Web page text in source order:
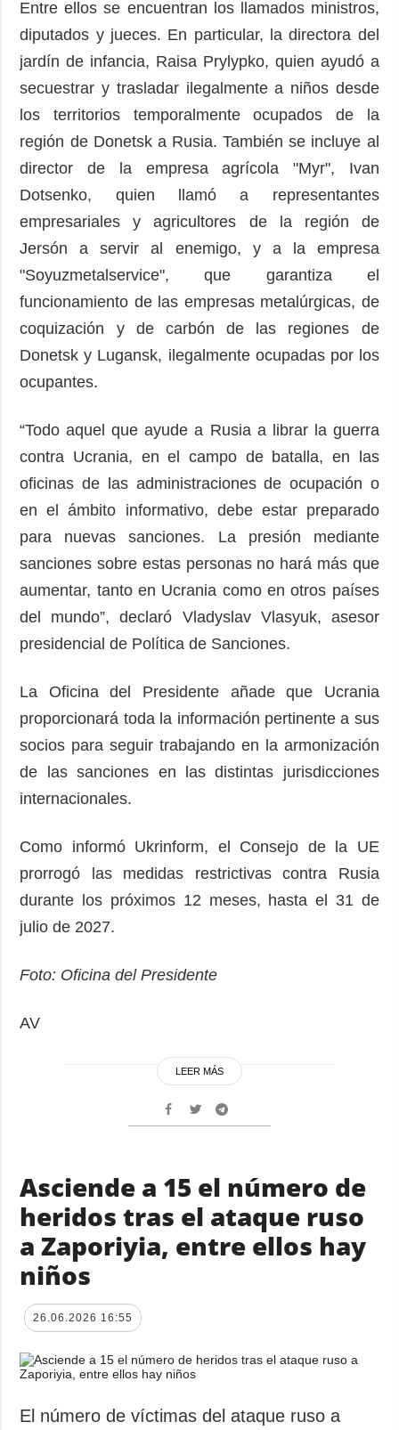
Entre ellos se encuentran los llamados ministros,
diputados y jueces. En particular, la directora del
jardín de infancia, Raisa Prylypko, quien ayudó a
secuestrar y trasladar ilegalmente a niños desde
los territorios temporalmente ocupados de la
región de Donetsk a Rusia. También se incluye al
director de la empresa agrícola "Myr", Ivan
Dotsenko, quien llamó a representantes
empresariales y agricultores de la región de
Jersón a servir al enemigo, y a la empresa
"Soyuzmetalservice", que garantiza el
funcionamiento de las empresas metalúrgicas, de
coquización y de carbón de las regiones de
Donetsk y Lugansk, ilegalmente ocupadas por los
ocupantes.
“Todo aquel que ayude a Rusia a librar la guerra
contra Ucrania, en el campo de batalla, en las
oficinas de las administraciones de ocupación o
en el ámbito informativo, debe estar preparado
para nuevas sanciones. La presión mediante
sanciones sobre estas personas no hará más que
aumentar, tanto en Ucrania como en otros países
del mundo”, declaró Vladyslav Vlasyuk, asesor
presidencial de Política de Sanciones.
La Oficina del Presidente añade que Ucrania
proporcionará toda la información pertinente a sus
socios para seguir trabajando en la armonización
de las sanciones en las distintas jurisdicciones
internacionales.
Como informó Ukrinform, el Consejo de la UE
prorrogó las medidas restrictivas contra Rusia
durante los próximos 12 meses, hasta el 31 de
julio de 2027.
Foto: Oficina del Presidente
AV
LEER MÁS
Asciende a 15 el número de
heridos tras el ataque ruso
a Zaporiyia, entre ellos hay
niños
26.06.2026 16:55
El número de víctimas del ataque ruso a